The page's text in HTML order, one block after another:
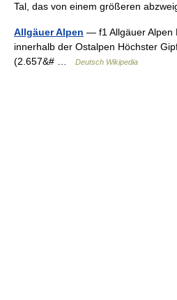
Tal, das von einem größeren
Allgäuer Alpen — f1 Allgäuer Alpen
innerhalb der Ostalpen Höchster
(2.657&# …
Deutsch Wikipedia